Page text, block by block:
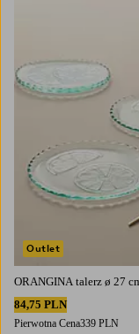
ORANGINA talerz ø 27
84,75 PLN
Pierwotna Cena339 PLN
Outlet